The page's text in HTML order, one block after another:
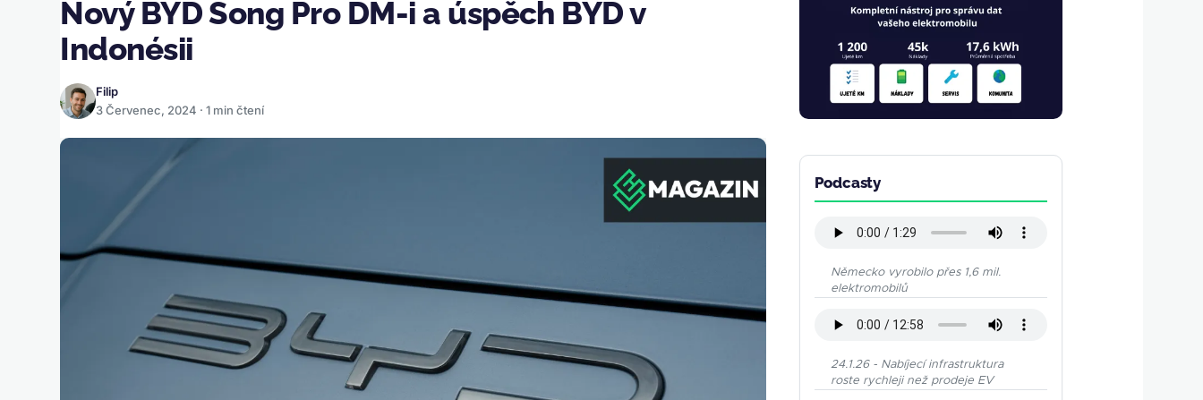
Nový BYD Song Pro DM-i a úspěch BYD v
Indonésii
Filip
3 Červenec, 2024 · 1 min čtení
Podcasty
Německo vyrobilo přes 1,6 mil.
elektromobilů
24.1.26 - Nabíjecí infrastruktura
roste rychleji než prodeje EV